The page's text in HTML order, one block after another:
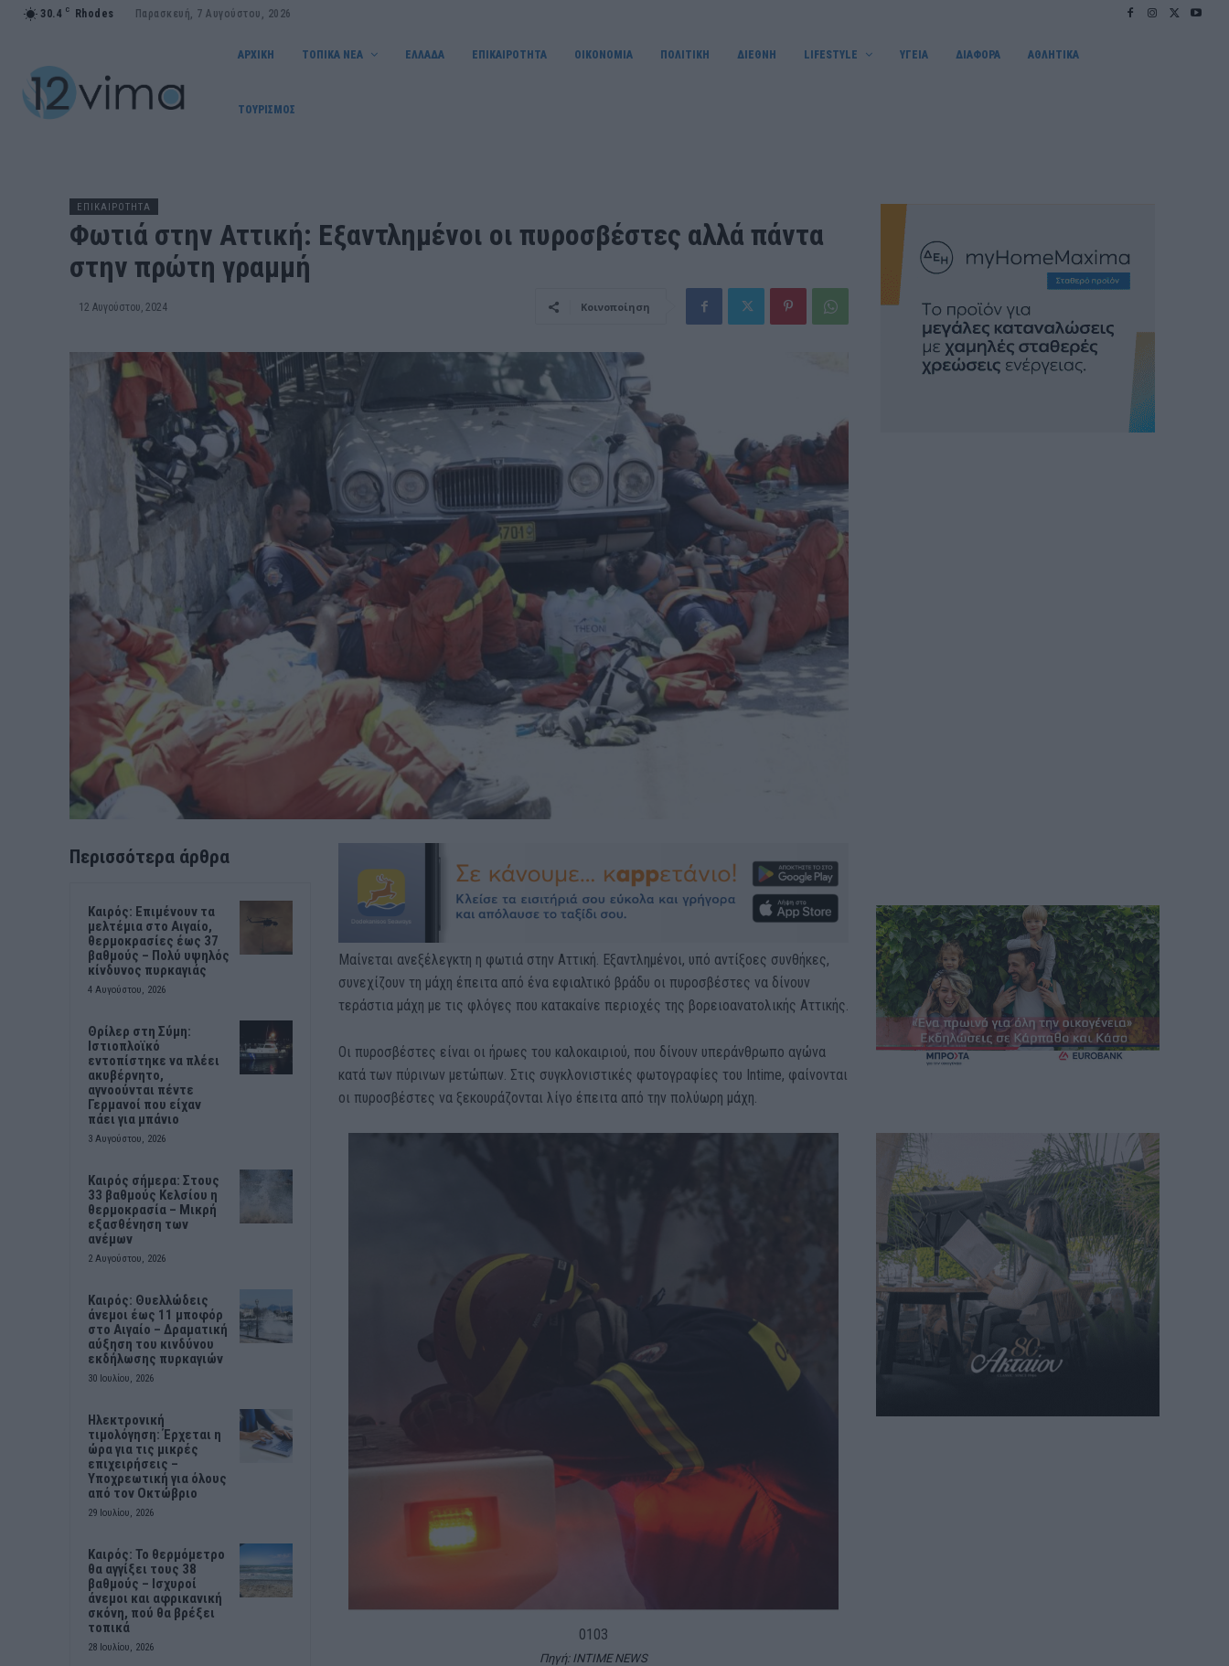
30.4 C Rhodes Παρασκευή, 7 Αυγούστου, 2026
ΑΡΧΙΚΗ ΤΟΠΙΚΑ ΝΕΑ ΕΛΛΑΔΑ ΕΠΙΚΑΙΡΟΤΗΤΑ OIKONOMIA ΠΟΛΙΤΙΚΗ ΔΙΕΘΝΗ LIFESTYLE ΥΓΕΙΑ ΔΙΑΦΟΡΑ ΑΘΛΗΤΙΚΑ
ΤΟΥΡΙΣΜΟΣ
ΕΠΙΚΑΙΡΟΤΗΤΑ
Φωτιά στην Αττική: Εξαντλημένοι οι πυροσβέστες αλλά πάντα
στην πρώτη γραμμή
12 Αυγούστου, 2024 Κοινοποίηση
Περισσότερα άρθρα
Καιρός: Επιμένουν τα
μελτέμια στο Αιγαίο,
θερμοκρασίες έως 37
βαθμούς – Πολύ υψηλός
κίνδυνος πυρκαγιάς
4 Αυγούστου, 2026
Θρίλερ στη Σύμη:
Ιστιοπλοϊκό
εντοπίστηκε να πλέει
ακυβέρνητο,
αγνοούνται πέντε
Γερμανοί που είχαν
πάει για μπάνιο
3 Αυγούστου, 2026
Καιρός σήμερα: Στους
33 βαθμούς Κελσίου η
θερμοκρασία – Μικρή
εξασθένηση των
ανέμων
2 Αυγούστου, 2026
Καιρός: Θυελλώδεις
άνεμοι έως 11 μποφόρ
στο Αιγαίο – Δραματική
αύξηση του κινδύνου
εκδήλωσης πυρκαγιών
30 Ιουλίου, 2026
Ηλεκτρονική
τιμολόγηση: Έρχεται η
ώρα για τις μικρές
επιχειρήσεις –
Υποχρεωτική για όλους
από τον Οκτώβριο
29 Ιουλίου, 2026
Καιρός: Το θερμόμετρο
θα αγγίξει τους 38
βαθμούς – Ισχυροί
άνεμοι και αφρικανική
σκόνη, πού θα βρέξει
τοπικά
28 Ιουλίου, 2026
Μαίνεται ανεξέλεγκτη η φωτιά στην Αττική. Εξαντλημένοι, υπό αντίξοες συνθήκες,
συνεχίζουν τη μάχη έπειτα από ένα εφιαλτικό βράδυ οι πυροσβέστες να δίνουν
τεράστια μάχη με τις φλόγες που κατακαίνε περιοχές της βορειοανατολικής Αττικής.
Οι πυροσβέστες είναι οι ήρωες του καλοκαιριού, που δίνουν υπεράνθρωπο αγώνα
κατά των πύρινων μετώπων. Στις συγκλονιστικές φωτογραφίες του Intime, φαίνονται
οι πυροσβέστες να ξεκουράζονται λίγο έπειτα από την πολύωρη μάχη.
01 03
Πηγή: INTIME NEWS